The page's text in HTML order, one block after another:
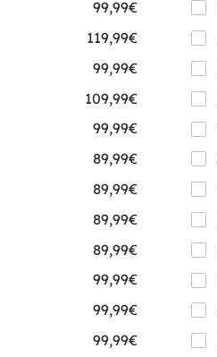
99,99€
119,99€
99,99€
109,99€
99,99€
89,99€
89,99€
89,99€
89,99€
99,99€
99,99€
99,99€